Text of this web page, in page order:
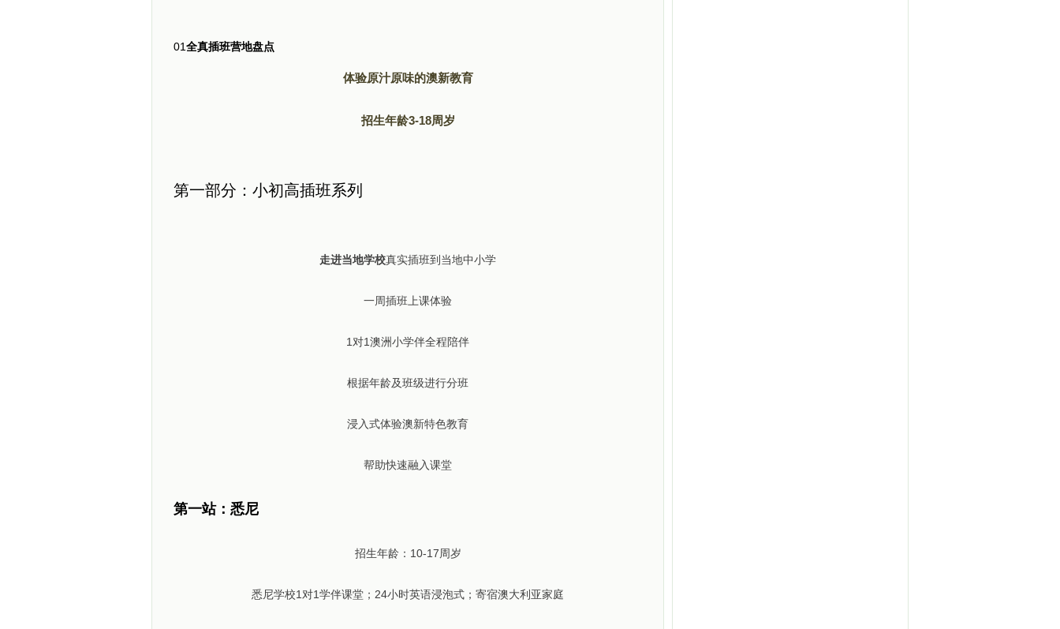
01全真插班营地盘点
体验原汁原味的澳新教育
招生年龄3-18周岁
第一部分：小初高插班系列
走进当地学校真实插班到当地中小学
一周插班上课体验
1对1澳洲小学伴全程陪伴
根据年龄及班级进行分班
浸入式体验澳新特色教育
帮助快速融入课堂
第一站：悉尼
招生年龄：10-17周岁
悉尼学校1对1学伴课堂；24小时英语浸泡式；寄宿澳大利亚家庭